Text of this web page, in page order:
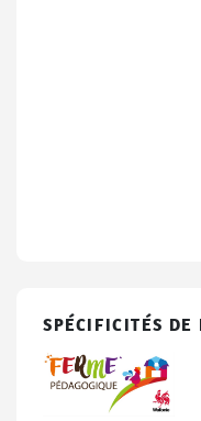
SPÉCIFICITÉS DE